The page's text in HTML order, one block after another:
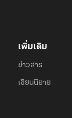
เพิ่มเติม
ข่าวสาร
เขียนนิยาย